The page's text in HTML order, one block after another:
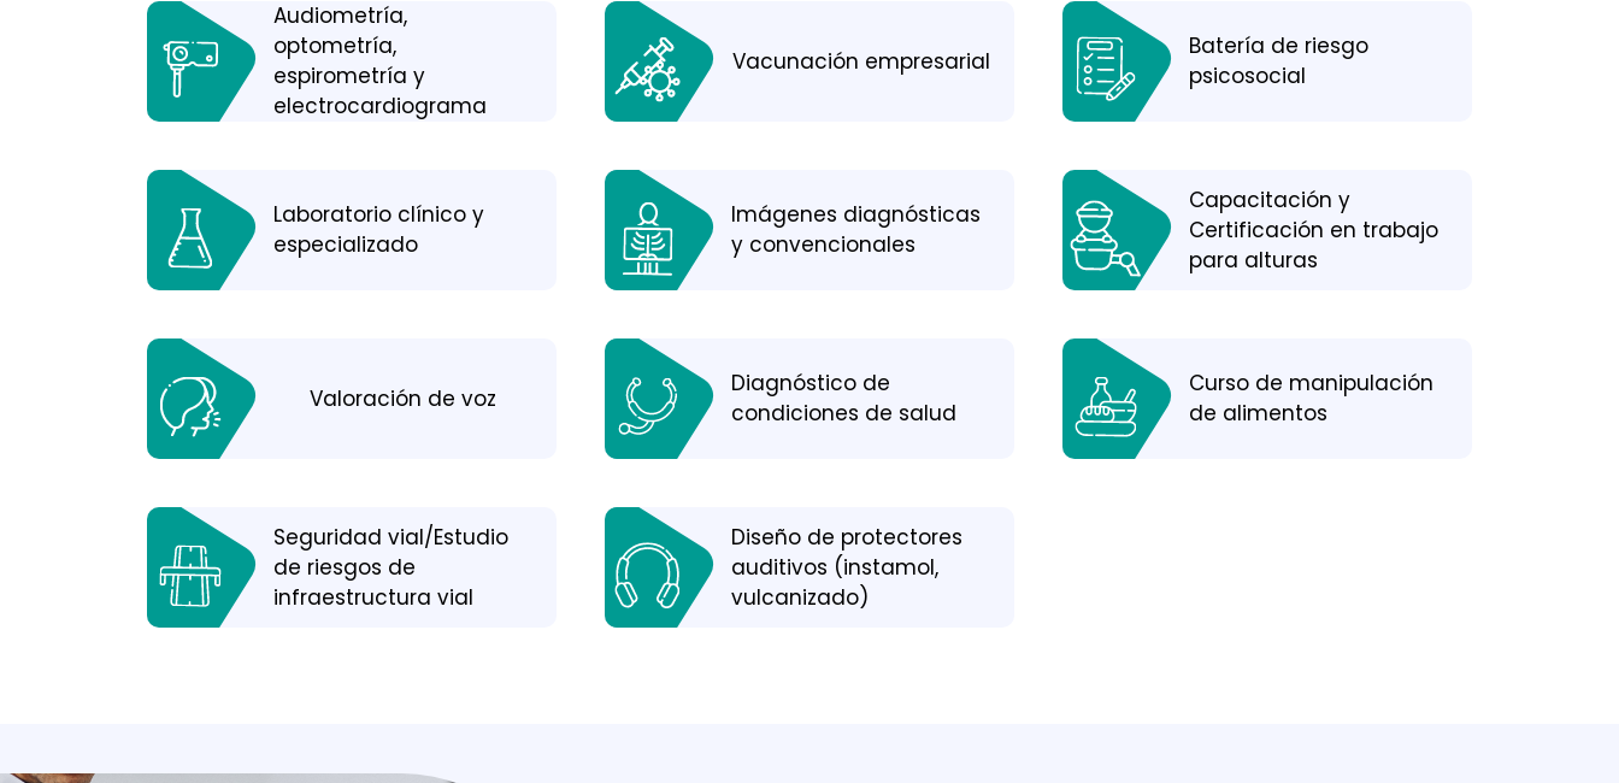
Audiometría,
optometría,
espirometría y
electrocardiograma
Vacunación empresarial
Batería de riesgo
psicosocial
Laboratorio clínico y
especializado
Imágenes diagnósticas
y convencionales
Capacitación y
Certificación en trabajo
para alturas
Valoración de voz
Diagnóstico de
condiciones de salud
Curso de manipulación
de alimentos
Seguridad vial/Estudio
de riesgos de
infraestructura vial
Diseño de protectores
auditivos (instamol,
vulcanizado)